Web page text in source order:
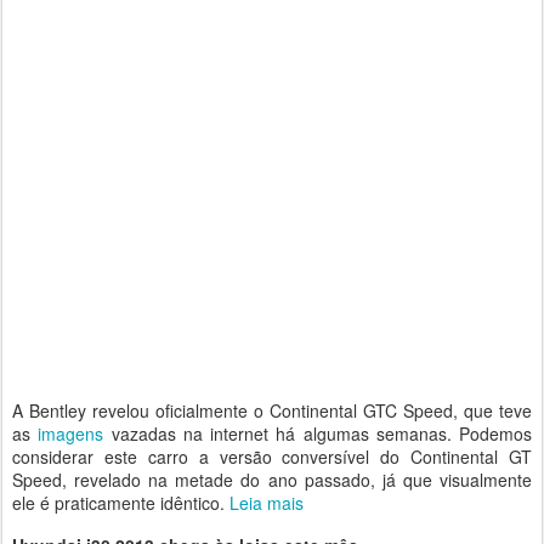
A Bentley revelou oficialmente o Continental GTC Speed, que teve
asimagens vazadas na internet há algumas semanas. Podemos
considerar este carro a versão conversível do Continental GT
Speed, revelado na metade do ano passado, já que visualmente
ele é praticamente idêntico. Leia mais